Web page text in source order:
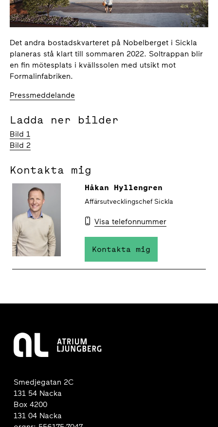
Det andra bostadskvarteret på Nobelberget i Sickla
planeras stå klart till sommaren 2022. Soltrappan blir
en fin mötesplats i kvällssolen med utsikt mot
Formalinfabriken.
Pressmeddelande
Ladda ner bilder
Bild 1
Bild 2
Kontakta mig
Håkan Hyllengren
Affärsutvecklingschef Sickla
Visa telefonnummer
Kontakta mig
Smedjegatan 2C
131 54 Nacka
Box 4200
131 04 Nacka